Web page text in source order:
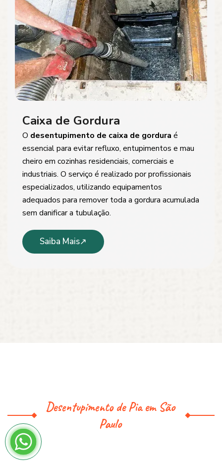
Caixa de Gordura
O desentupimento de caixa de gordura é
essencial para evitar refluxo, entupimentos e mau
cheiro em cozinhas residenciais, comerciais e
industriais. O serviço é realizado por profissionais
especializados, utilizando equipamentos
adequados para remover toda a gordura acumulada
sem danificar a tubulação.
Saiba Mais
Desentupimento de Pia em São
Paulo